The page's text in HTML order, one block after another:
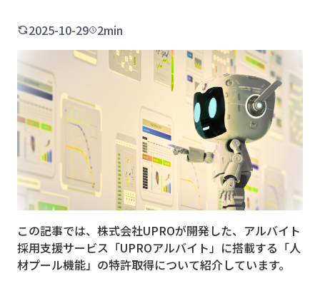
MVNO
スマート漁業
PR
5G
クラウド
M2M
VPN
スマート〇〇
2025-10-29 2min
この記事では、株式会社UPROが開発した、アルバイト
採用支援サービス「UPROアルバイト」に搭載する「人
材プール機能」の特許取得について紹介しています。